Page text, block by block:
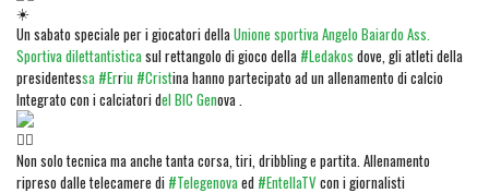
Un sabato speciale per i giocatori dellaUnione sportiva Angelo Baiardo Ass.
Sportiva dilettantisticasul rettangolo di gioco della #Ledakos dove, gli atleti della
presidentessa #Erriu #Cristina hanno partecipato ad un allenamento di calcio
Integrato con i calciatori del BIC Genova .
Non solo tecnica ma anche tanta corsa, tiri, dribbling e partita. Allenamento
ripreso dalle telecamere di #Telegenovaed #EntellaTVcon i giornalisti